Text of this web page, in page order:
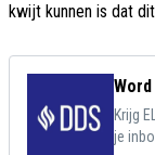
kwijt kunnen is dat
Krijg
je